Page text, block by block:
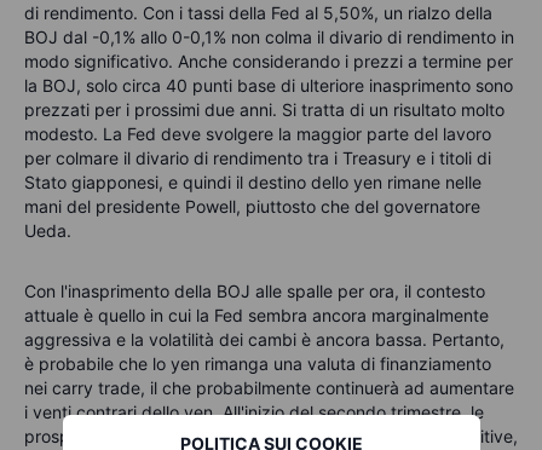
POLITICA SUI COOKIE
di rendimento. Con i tassi della Fed al 5,50%, un rialzo della
BOJ dal -0,1% allo 0-0,1% non colma il divario di rendimento in
modo significativo. Anche considerando i prezzi a termine per
la BOJ, solo circa 40 punti base di ulteriore inasprimento sono
prezzati per i prossimi due anni. Si tratta di un risultato molto
modesto. La Fed deve svolgere la maggior parte del lavoro
per colmare il divario di rendimento tra i Treasury e i titoli di
Stato giapponesi, e quindi il destino dello yen rimane nelle
mani del presidente Powell, piuttosto che del governatore
Ueda.
Con l'inasprimento della BOJ alle spalle per ora, il contesto
attuale è quello in cui la Fed sembra ancora marginalmente
aggressiva e la volatilità dei cambi è ancora bassa. Pertanto,
è probabile che lo yen rimanga una valuta di finanziamento
nei carry trade, il che probabilmente continuerà ad aumentare
i venti contrari dello yen. All'inizio del secondo trimestre, le
prospettive dello yen potrebbero iniziare a essere più positive,